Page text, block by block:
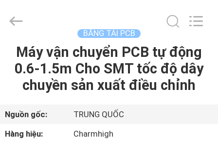
TRANG
CHỦ
SẢN
PHẨM
2026
BĂNG TẢI PCB
Máy vận chuyển PCB tự động
0.6-1.5m Cho SMT tốc độ dây
chuyền sản xuất điều chỉnh
Nguồn gốc:
TRUNG QUỐC
Hàng hiệu:
Charmhigh